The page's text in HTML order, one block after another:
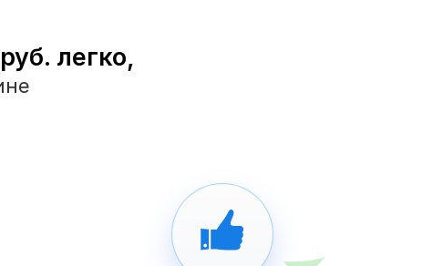
легко,